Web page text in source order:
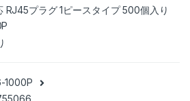
RJ45プラグ 1ピースタイプ 500個入り
1000P